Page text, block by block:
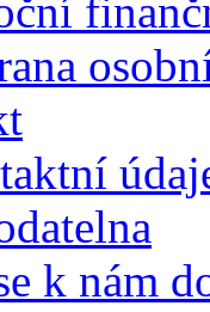
k nám